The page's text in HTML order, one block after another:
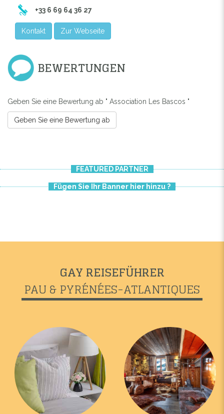
+33 6 69 64 36 27
Kontakt Zur Webseite
BEWERTUNGEN
Geben Sie eine Bewertung ab " Association Les Bascos "
Geben Sie eine Bewertung ab
FEATURED PARTNER
Fügen Sie Ihr Banner hier hinzu ?
GAY REISEFÜHRER
PAU & PYRÉNÉES-ATLANTIQUES